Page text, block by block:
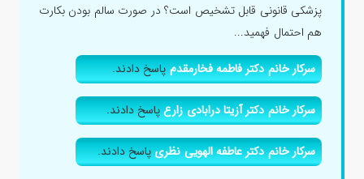
پزشکی قانونی قابل تشخیص است؟ در صورت سالم بودن بکارت
هم احتمال فهمید...
سرکار خانم دکتر فاطمه فخارمقدمپاسخ دادند.
سرکار خانم دکتر آزیتا درابادی زارعپاسخ دادند.
سرکار خانم دکتر عاطفه الهویی نظریپاسخ دادند.